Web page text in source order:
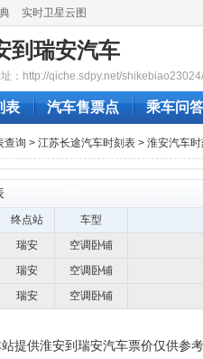
实时卫星云图
到瑞安汽车
：http://qiche.sdpy.net/shikebiao23024/
表 汽车售票点 乘车问答
查询 > 江苏长途汽车时刻表 > 淮安汽车
终点站
车型
瑞安
空调卧铺
瑞安
空调卧铺
瑞安 空调卧铺
提供淮安到瑞安汽车票价仅供参